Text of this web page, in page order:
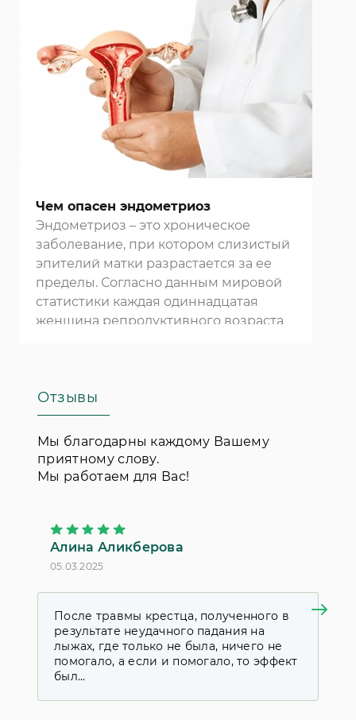
Чем опасен эндометриоз
Эндометриоз – это хроническое
заболевание, при котором слизистый
эпителий матки разрастается за ее
пределы. Согласно данным мировой
статистики каждая одиннадцатая
женщина репродуктивного возраста
эндометриозом составил 72,9%.
Проблема влияет на все сферы жизни
женщины и зачастую угрожает
бесплодием. Многие
занимаются лечением этого
ряда факторов.
Отзывы
Мы благодарны каждому Вашему
приятному слову.
Мы работаем для Вас!
Алина Аликберова
05.03.2025
После травмы крестца, полученного в
результате неудачного падания на
лыжах, где только не была, ничего не
помогало, а если и помогало, то эффект
был...